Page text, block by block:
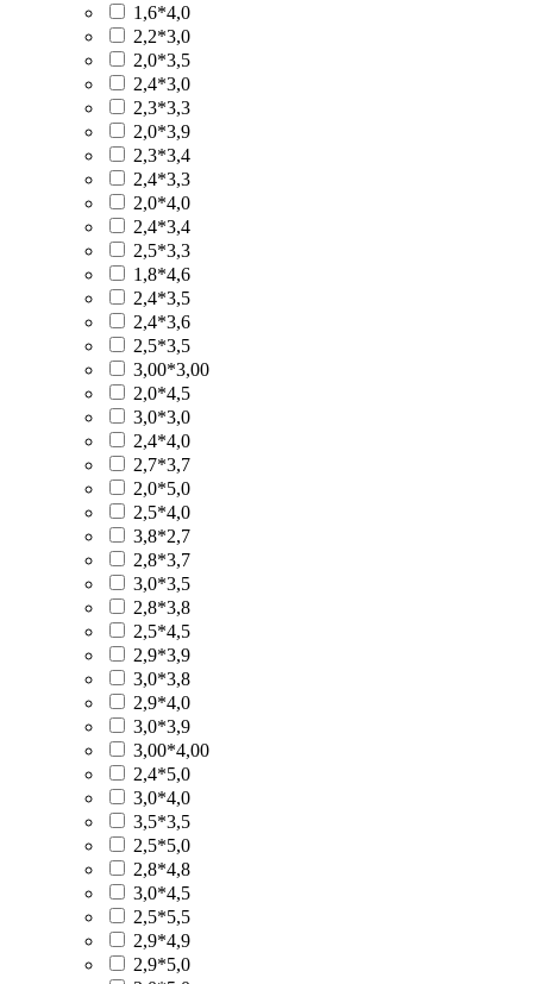
1,6*4,0
2,2*3,0
2,0*3,5
2,4*3,0
2,3*3,3
2,0*3,9
2,3*3,4
2,4*3,3
2,0*4,0
2,4*3,4
2,5*3,3
1,8*4,6
2,4*3,5
2,4*3,6
2,5*3,5
3,00*3,00
2,0*4,5
3,0*3,0
2,4*4,0
2,7*3,7
2,0*5,0
2,5*4,0
3,8*2,7
2,8*3,7
3,0*3,5
2,8*3,8
2,5*4,5
2,9*3,9
3,0*3,8
2,9*4,0
3,0*3,9
3,00*4,00
2,4*5,0
3,0*4,0
3,5*3,5
2,5*5,0
2,8*4,8
3,0*4,5
2,5*5,5
2,9*4,9
2,9*5,0